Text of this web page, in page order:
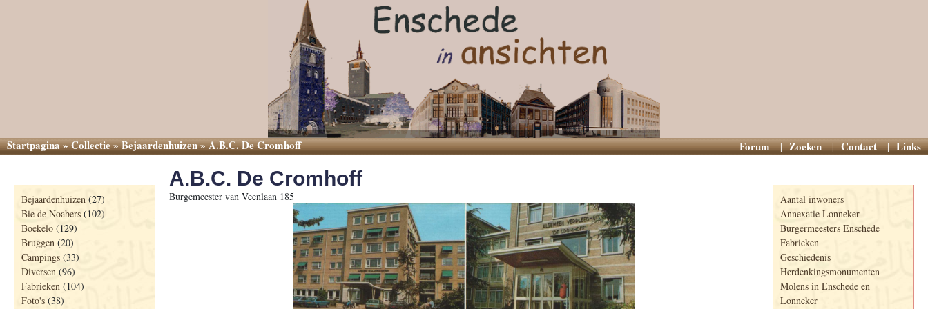
Startpagina»Collectie»Bejaardenhuizen»A.B.C. De Cromhoff Forum Zoeken Contact Links
Bejaardenhuizen (27)
Bie de Noabers (102)
Boekelo (129)
Bruggen (20)
Campings (33)
Diversen (96)
Fabrieken (104)
Foto's (38)
A.B.C. De Cromhoff
Burgemeester van Veenlaan 185
Aantal inwoners
Annexatie Lonneker
Burgermeesters Enschede
Fabrieken
Geschiedenis
Herdenkingsmonumenten
Molens in Enschede en
Lonneker